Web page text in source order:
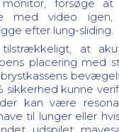
forsøge at
med video
efter lung-sliding.
at
placering med
sikkerhed kunne
kan være
til lunger eller